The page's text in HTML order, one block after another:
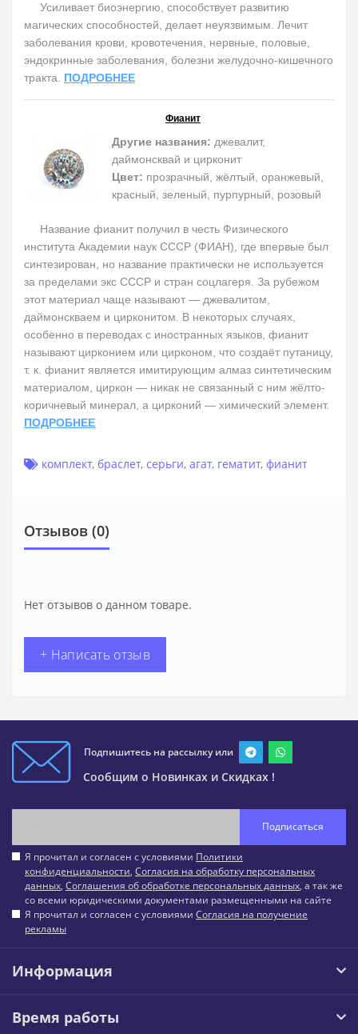
Усиливает биоэнергию, способствует развитию
магических способностей, делает неуязвимым. Лечит
заболевания крови, кровотечения, нервные, половые,
эндокринные заболевания, болезни желудочно-кишечного
тракта. ПОДРОБНЕЕ
Фианит
Другие названия: джевалит,
даймонсквай и цирконит
Цвет: прозрачный, жёлтый, оранжевый,
красный, зеленый, пурпурный, розовый
Название фианит получил в честь Физического
института Академии наук СССР (ФИАН), где впервые был
синтезирован, но название практически не используется
за пределами экс СССР и стран соцлагеря. За рубежом
этот материал чаще называют — джевалитом,
даймонскваем и цирконитом. В некоторых случаях,
особенно в переводах с иностранных языков, фианит
называют цирконием или цирконом, что создаёт путаницу,
т. к. фианит является имитирующим алмаз синтетическим
материалом, циркон — никак не связанный с ним жёлто-
коричневый минерал, а цирконий — химический элемент.
ПОДРОБНЕЕ
комплект, браслет, серьги, агат, гематит, фианит
Отзывов (0)
Нет отзывов о данном товаре.
+ Написать отзыв
Подпишитесь на рассылку или
Сообщим о Новинках и Скидках !
Подписаться
Я прочитал и согласен с условиями Политики
конфиденциальности, Согласия на обработку персональных
данных, Соглашения об обработке персональных данных, а так же
со всеми юридическими документами размещенными на сайте
Я прочитал и согласен с условиями Согласия на получение
рекламы
Информация
Время работы